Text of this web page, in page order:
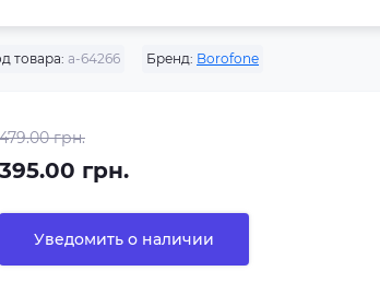
товара: a-64266 Бренд: Borofone
479.00 грн.
395.00 грн.
Уведомить о наличии